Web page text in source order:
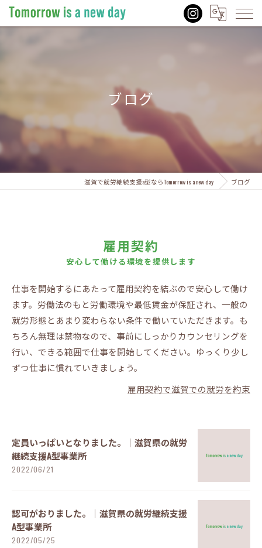
ブログ
滋賀で就労継続支援a型ならTomorrow is a new day ブログ
雇用契約
安心して働ける環境を提供します
仕事を開始するにあたって雇用契約を結ぶので安心して働け
ます。労働法のもと労働環境や最低賃金が保証され、一般の
就労形態とあまり変わらない条件で働いていただきます。も
ちろん無理は禁物なので、事前にしっかりカウンセリングを
行い、できる範囲で仕事を開始してください。ゆっくり少し
ずつ仕事に慣れていきましょう。
雇用契約で滋賀での就労を約束
定員いっぱいとなりました。｜滋賀県の就労
継続支援A型事業所
2022/06/21
認可がおりました。｜滋賀県の就労継続支援
A型事業所
2022/05/25